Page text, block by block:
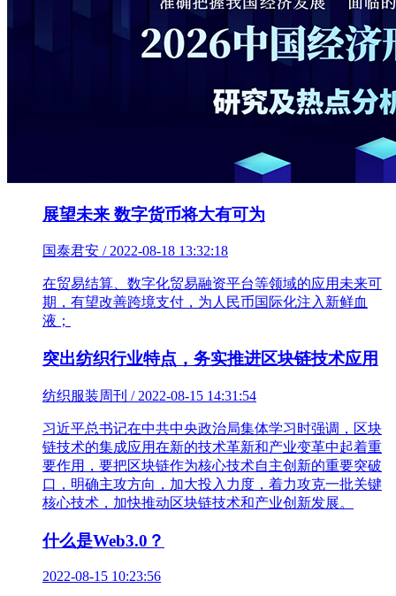
展望未来 数字货币将大有可为
国泰君安 / 2022-08-18 13:32:18
在贸易结算、数字化贸易融资平台等领域的应用未来可
期，有望改善跨境支付，为人民币国际化注入新鲜血
液；
突出纺织行业特点，务实推进区块链技术应用
纺织服装周刊 / 2022-08-15 14:31:54
习近平总书记在中共中央政治局集体学习时强调，区块
链技术的集成应用在新的技术革新和产业变革中起着重
要作用，要把区块链作为核心技术自主创新的重要突破
口，明确主攻方向，加大投入力度，着力攻克一批关键
核心技术，加快推动区块链技术和产业创新发展。
什么是Web3.0？
2022-08-15 10:23:56